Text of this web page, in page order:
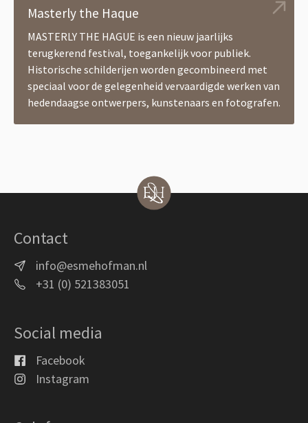
Masterly the Haque
MASTERLY THE HAGUE is een nieuw jaarlijks
terugkerend festival, toegankelijk voor publiek.
Historische schilderijen worden gecombineerd met
speciaal voor de gelegenheid vervaardigde werken van
hedendaagse ontwerpers, kunstenaars en fotografen.
Contact
info@esmehofman.nl
+31 (0) 521383051
Social media
Facebook
Instagram